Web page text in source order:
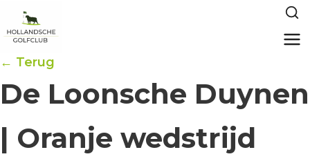
← Terug
De Loonsche Duynen
| Oranje wedstrijd